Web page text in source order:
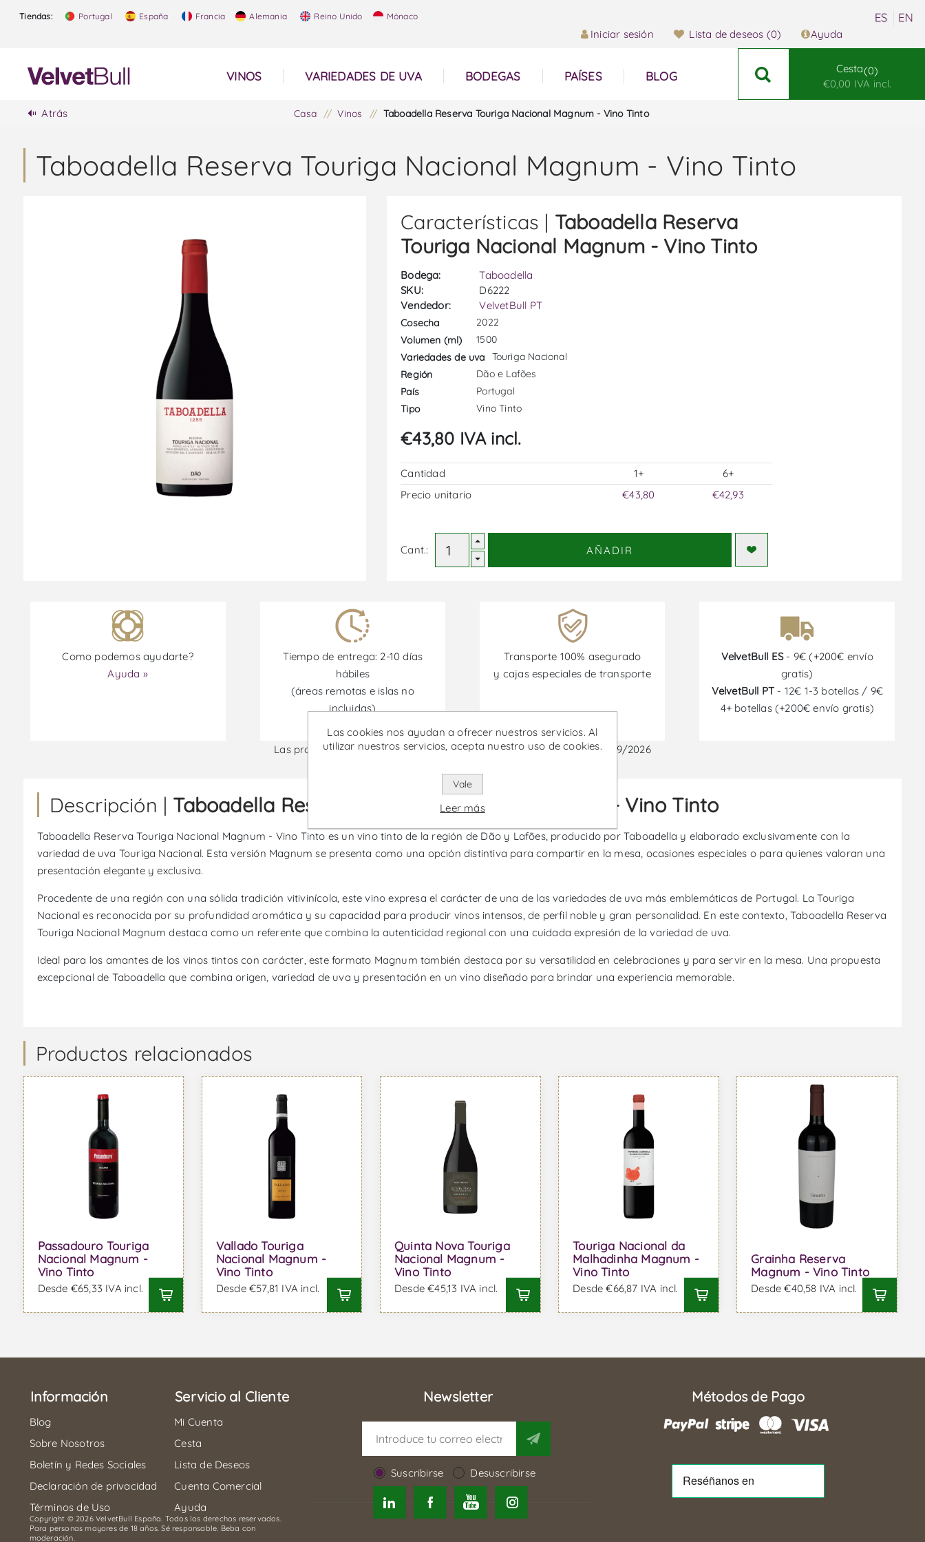
Tiendas: Portugal España Francia Alemania Reino Unido Mónaco
Iniciar sesión Lista de deseos (0) Ayuda
VINOS VARIEDADES DE UVA BODEGAS PAÍSES BLOG
Cesta 0
€0,00 IVA incl.
Atrás Casa / Vinos / Taboadella Reserva Touriga Nacional Magnum - Vino Tinto
Taboadella Reserva Touriga Nacional Magnum - Vino Tinto
Características | Taboadella Reserva
Touriga Nacional Magnum - Vino Tinto
Bodega:
Taboadella
SKU:
D6222
Vendedor:
VelvetBull PT
Cosecha
2022
Volumen (ml)
1500
Variedades de uva
Touriga Nacional
Región
Dão e Lafões
País
Portugal
Tipo
Vino Tinto
€43,80 IVA incl.
Cantidad 1+
6+
Precio unitario
€43,80 €42,93
Cant.: AÑADIR
Como podemos ayudarte?
Ayuda »
Tiempo de entrega: 2-10 días
hábiles
(áreas remotas e islas no
incluidas)
Transporte 100% asegurado
y cajas especiales de transporte
VelvetBull ES- 9€ (+200€ envío
gratis)
VelvetBull PT - 12€ 1-3 botellas / 9€
4+ botellas (+200€ envío gratis)
Las promociones están disponibles desde el 30/06/2026 hasta el 30/09/2026
Descripción | Taboadella Reserva Touriga Nacional Magnum - Vino Tinto
Taboadella Reserva Touriga Nacional Magnum - Vino Tinto es un vino tinto de la región de Dão y Lafões, producido por Taboadella y elaborado exclusivamente con la
variedad de uva Touriga Nacional. Esta versión Magnum se presenta como una opción distintiva para compartir en la mesa, ocasiones especiales o para quienes valoran una
presentación elegante y exclusiva.
Procedente de una región con una sólida tradición vitivinícola, este vino expresa el carácter de una de las variedades de uva más emblemáticas de Portugal. La Touriga
Nacional es reconocida por su profundidad aromática y su capacidad para producir vinos intensos, de perfil noble y gran personalidad. En este contexto, Taboadella Reserva
Touriga Nacional Magnum destaca como un referente que combina la autenticidad regional con una cuidada expresión de la variedad de uva.
Ideal para los amantes de los vinos tintos con carácter, este formato Magnum también destaca por su versatilidad en celebraciones y para servir en la mesa. Una propuesta
excepcional de Taboadella que combina origen, variedad de uva y presentación en un vino diseñado para brindar una experiencia memorable.
Productos relacionados
Passadouro Touriga
Nacional Magnum -
Vino Tinto
Desde €65,33 IVA incl.
Vallado Touriga
Nacional Magnum -
Vino Tinto
Desde €57,81 IVA incl.
Quinta Nova Touriga
Nacional Magnum -
Vino Tinto
Desde €45,13 IVA incl.
Touriga Nacional da
Malhadinha Magnum -
Vino Tinto
Desde €66,87 IVA incl.
Grainha Reserva
Magnum - Vino Tinto
Desde €40,58 IVA incl.
Información
Blog
Sobre Nosotros
Boletín y Redes Sociales
Declaración de privacidad
Términos de Uso
Servicio al Cliente
Mi Cuenta
Cesta
Lista de Deseos
Cuenta Comercial
Ayuda
Newsletter
Suscribirse Desuscribirse
Métodos de Pago
Copyright © 2026 VelvetBull España. Todos los derechos reservados.
Para personas mayores de 18 años. Sé responsable. Beba con
moderación.
Las cookies nos ayudan a ofrecer nuestros servicios. Al
utilizar nuestros servicios, acepta nuestro uso de cookies.
Vale
Leer más